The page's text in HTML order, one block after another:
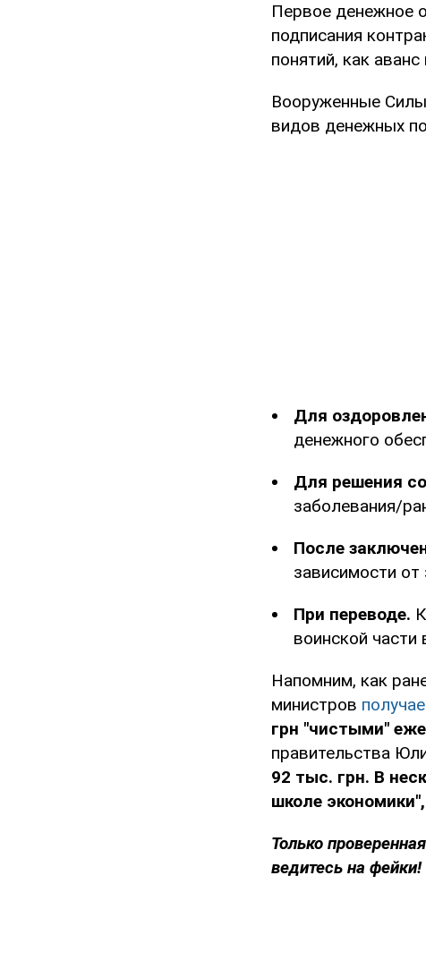
Первое денежное
подписания
понятий, как
Вооруженные
видов денежных
Для
денежного
Для решения
заболевания/
После
зависимости
При переводе.
воинской части
Напомним, как
министров
грн "чистыми"
правительства
92 тыс. грн. В
школе экономики",
Только
ведитесь на фейки!